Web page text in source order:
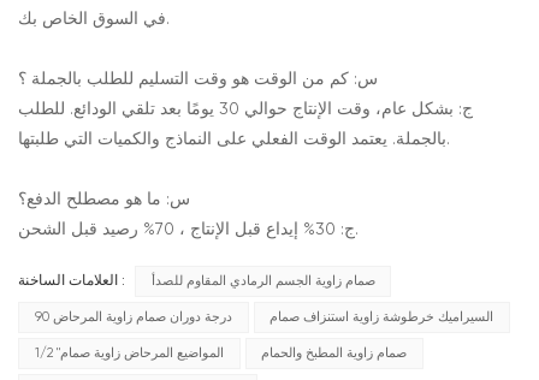
في السوق الخاص بك.
س: كم من الوقت هو وقت التسليم للطلب بالجملة ؟
ج: بشكل عام، وقت الإنتاج حوالي 30 يومًا بعد تلقي الودائع. للطلب
بالجملة. يعتمد الوقت الفعلي على النماذج والكميات التي طلبتها.
س: ما هو مصطلح الدفع؟
ج: 30% إيداع قبل الإنتاج ، 70% رصيد قبل الشحن.
العلامات الساخنة : صمام زاوية الجسم الرمادي المقاوم للصدأ
90 درجة دوران صمام زاوية المرحاض السيراميك خرطوشة زاوية استنزاف صمام
1/2 "المواضيع المرحاض زاوية صمام صمام زاوية المطبخ والحمام